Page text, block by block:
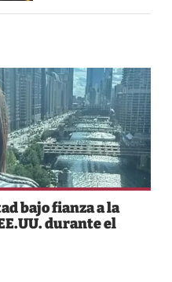
bajo fianza a la
durante el